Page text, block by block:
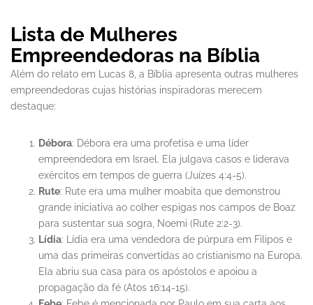
Lista de Mulheres
Empreendedoras na Bíblia
Além do relato em Lucas 8, a Bíblia apresenta outras mulheres
empreendedoras cujas histórias inspiradoras merecem
destaque:
Débora: Débora era uma profetisa e uma líder
empreendedora em Israel. Ela julgava casos e liderava
exércitos em tempos de guerra (Juízes 4:4-5).
Rute: Rute era uma mulher moabita que demonstrou
grande iniciativa ao colher espigas nos campos de Boaz
para sustentar sua sogra, Noemi (Rute 2:2-3).
Lídia: Lídia era uma vendedora de púrpura em Filipos e
uma das primeiras convertidas ao cristianismo na Europa.
Ela abriu sua casa para os apóstolos e apoiou a
propagação da fé (Atos 16:14-15).